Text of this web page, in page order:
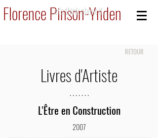
Florence Pinson-Ynden
Let's think about it...
Livres d'Artiste
RETOUR
. . . . . . .
L'Être en Construction
2007